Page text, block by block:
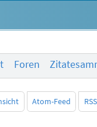
Foren
Atom-Feed